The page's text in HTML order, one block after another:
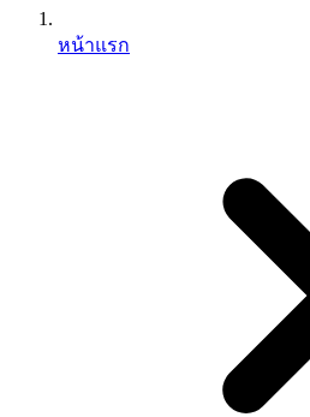
หน้าแรก